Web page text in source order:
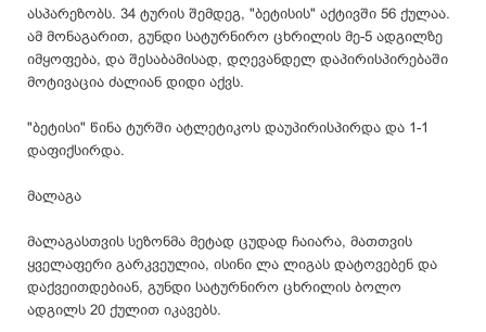
ასპარეზობს. 34 ტურის შემდეგ, "ბეტისის" აქტივში 56 ქულაა.
ამ მონაგარით, გუნდი სატურნირო ცხრილის მე-5 ადგილზე
იმყოფება, და შესაბამისად, დღევანდელ დაპირისპირებაში
მოტივაცია ძალიან დიდი აქვს.
"ბეტისი" წინა ტურში ატლეტიკოს დაუპირისპირდა და 1-1
დაფიქსირდა.
მალაგა
მალაგასთვის სეზონმა მეტად ცუდად ჩაიარა, მათთვის
ყველაფერი გარკვეულია, ისინი ლა ლიგას დატოვებენ და
დაქვეითდებიან, გუნდი სატურნირო ცხრილის ბოლო
ადგილს 20 ქულით იკავებს.